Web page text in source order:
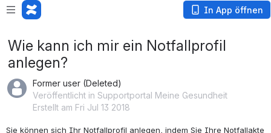
In App öffnen
Wie kann ich mir ein Notfallprofil
anlegen?
Former user (Deleted)
Veröffentlicht in Supportportal Meine Gesundheit
Erstellt am Fri Jul 13 2018
Sie können sich Ihr Notfallprofil anlegen, indem Sie Ihre Notfallakte